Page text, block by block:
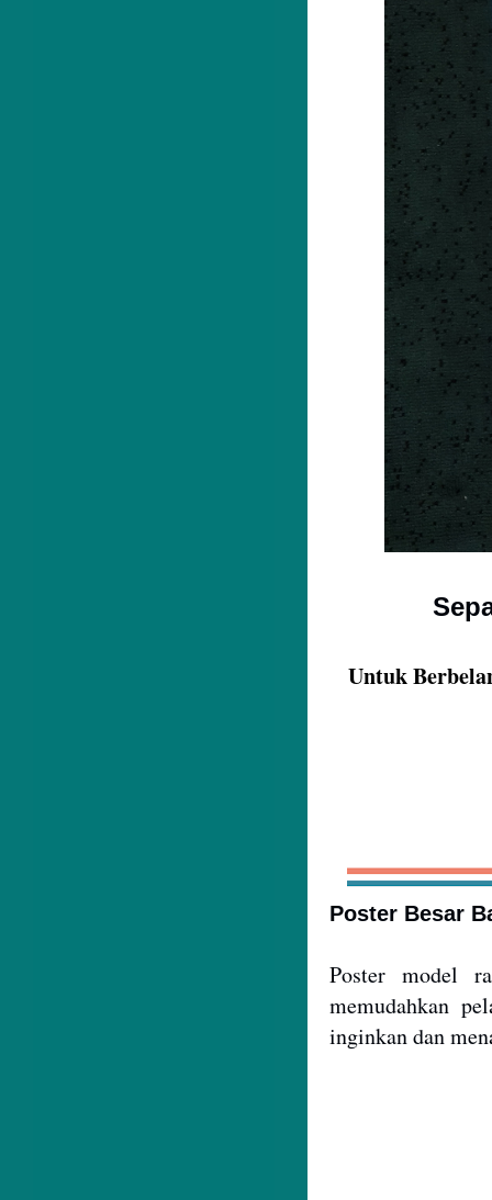
Untuk
Poster Besar
Poster model
memudahkan
inginkan dan